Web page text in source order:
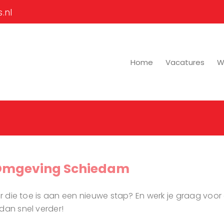
Home Vacatures
Schiedam
toe is aan een nieuwe stap? En werk je graag
snel verder!